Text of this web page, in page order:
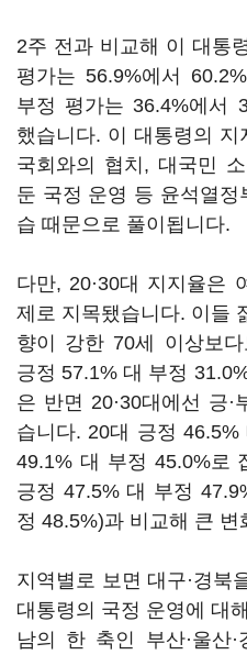
2주 전과 비교해 이 대통
평가는 56.9%에서
부정 평가는 36.4%에서
했습니다. 이 대통령의
국회와의 협치, 대국민
둔 국정 운영 등 윤석열
습 때문으로 풀이됩니다.
다만, 20·30대 지지율은
제로 지목됐습니다. 이들
향이 강한 70세 이상보
긍정 57.1% 대 부정
은 반면 20·30대에선 긍
습니다. 20대 긍정
49.1% 대 부정 45.0%로
긍정 47.5% 대 부정
정 48.5%)과 비교해 큰 변
지역별로 보면 대구·경북
대통령의 국정 운영에 대
남의 한 축인 부산·울산